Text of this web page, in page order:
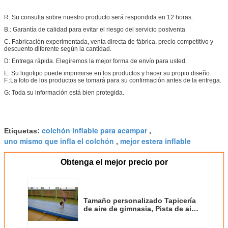
R: Su consulta sobre nuestro producto será respondida en 12 horas.
B.: Garantía de calidad para evitar el riesgo del servicio postventa
C. Fabricación experimentada, venta directa de fábrica, precio competitivo y
descuento diferente según la cantidad.
D: Entrega rápida. Elegiremos la mejor forma de envío para usted.
E: Su logotipo puede imprimirse en los productos y hacer su propio diseño.
F.:La foto de los productos se tomará para su confirmación antes de la entrega.
G: Toda su información está bien protegida.
Etiquetas: colchón inflable para acampar,
uno mismo que infla el colchón , mejor estera inflable
Obtenga el mejor precio por
Tamaño personalizado Tapicería
de aire de gimnasia, Pista de aire